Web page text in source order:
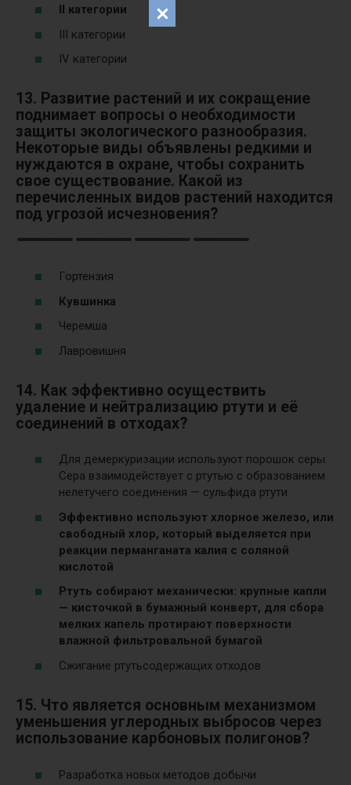
II категории
III категории
IV категории
13. Развитие растений и их сокращение
поднимает вопросы о необходимости
защиты экологического разнообразия.
Некоторые виды объявлены редкими и
нуждаются в охране, чтобы сохранить
свое существование. Какой из
перечисленных видов растений находится
под угрозой исчезновения?
Гортензия
Кувшинка
Черемша
Лавровишня
14. Как эффективно осуществить
удаление и нейтрализацию ртути и её
соединений в отходах?
Для демеркуризации используют порошок серы.
Сера взаимодействует с ртутью с образованием
нелетучего соединения — сульфида ртути
Эффективно используют хлорное железо, или
свободный хлор, который выделяется при
реакции перманганата калия с соляной
кислотой
Ртуть собирают механически: крупные капли
— кисточкой в бумажный конверт, для сбора
мелких капель протирают поверхности
влажной фильтровальной бумагой
Сжигание ртутьсодержащих отходов
15. Что является основным механизмом
уменьшения углеродных выбросов через
использование карбоновых полигонов?
Разработка новых методов добычи